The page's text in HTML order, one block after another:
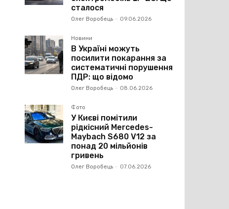
сталося
Олег Воробець - 09.06.2026
Новини
В Україні можуть
посилити покарання за
систематичні порушення
ПДР: що відомо
Олег Воробець - 08.06.2026
Фото
У Києві помітили
рідкісний Mercedes-
Maybach S680 V12 за
понад 20 мільйонів
гривень
Олег Воробець - 07.06.2026